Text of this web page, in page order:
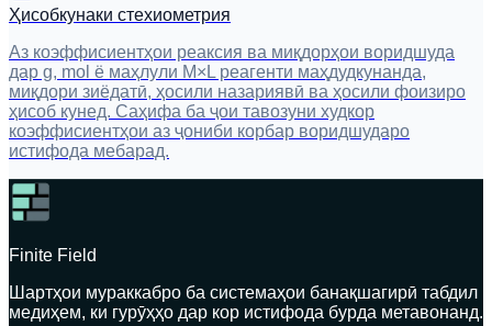
Ҳисобкунаки стехиометрия
Аз коэффисиентҳои реаксия ва миқдорҳои воридшуда
дар g, mol ё маҳлули M×L реагенти маҳдудкунанда,
миқдори зиёдатӣ, ҳосили назариявӣ ва ҳосили фоизиро
ҳисоб кунед. Саҳифа ба ҷои тавозуни худкор
коэффисиентҳои аз ҷониби корбар воридшударо
истифода мебарад.
Finite Field
Шартҳои мураккабро ба системаҳои банақшагирӣ табдил
медиҳем, ки гурӯҳҳо дар кор истифода бурда метавонанд.